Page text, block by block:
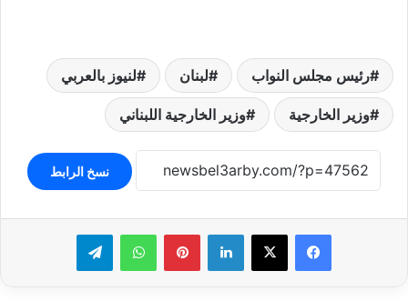
رئيس مجلس النواب لبنان لنيوز بالعربي
وزير الخارجية وزير الخارجية اللبناني
نسخ الرابط
لينكدإن بينتيريستواتساب تيلقرام